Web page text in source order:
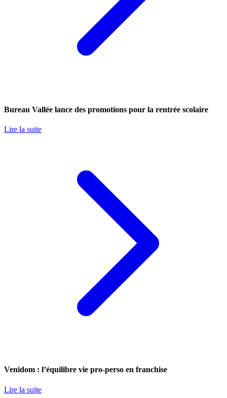
Bureau Vallée lance des promotions pour la rentrée scolaire
Lire la suite
Venidom : l’équilibre vie pro-perso en franchise
Lire la suite